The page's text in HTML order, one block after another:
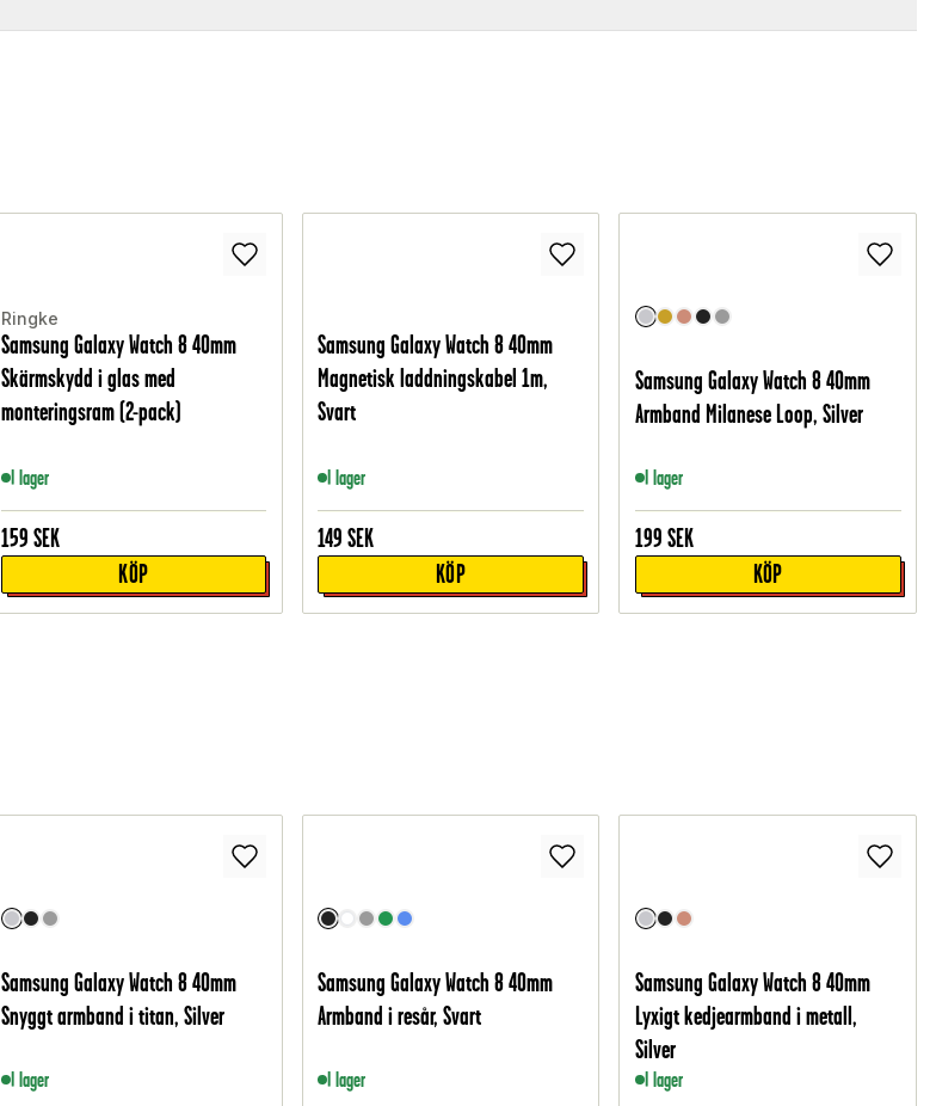
Ringke
Samsung Galaxy Watch 8 40mm
Skärmskydd i glas med
monteringsram (2-pack)
I lager
159 SEK
KÖP
Samsung Galaxy Watch 8 40mm
Magnetisk laddningskabel 1m,
Svart
I lager
149 SEK
KÖP
Samsung Galaxy Watch 8 40mm
Armband Milanese Loop, Silver
I lager
199 SEK
KÖP
Samsung Galaxy Watch 8 40mm
Snyggt armband i titan, Silver
I lager
Samsung Galaxy Watch 8 40mm
Armband i resår, Svart
I lager
Samsung Galaxy Watch 8 40mm
Lyxigt kedjearmband i metall,
Silver
I lager